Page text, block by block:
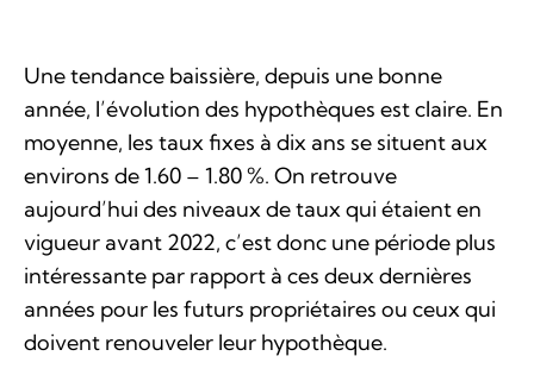
Une tendance baissière, depuis une bonne
année, l’évolution des hypothèques est claire. En
moyenne, les taux fixes à dix ans se situent aux
environs de 1.60 – 1.80 %. On retrouve
aujourd’hui des niveaux de taux qui étaient en
vigueur avant 2022, c’est donc une période plus
intéressante par rapport à ces deux dernières
années pour les futurs propriétaires ou ceux qui
doivent renouveler leur hypothèque.